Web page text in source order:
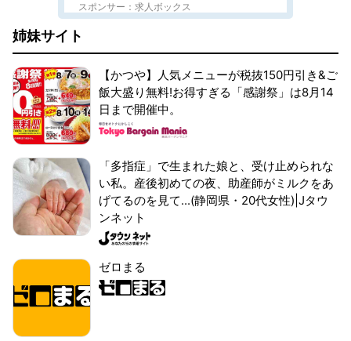
スポンサー：求人ボックス
姉妹サイト
【かつや】人気メニューが税抜150円引き&ご
飯大盛り無料!お得すぎる「感謝祭」は8月14
日まで開催中。
「多指症」で生まれた娘と、受け止められな
い私。産後初めての夜、助産師がミルクをあ
げてるのを見て...(静岡県・20代女性)|Jタウ
ンネット
ゼロまる